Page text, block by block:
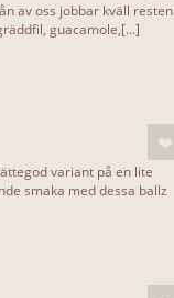
av oss jobbar kväll resten
guacamole,[...]
variant på en lite
smaka med dessa ballz